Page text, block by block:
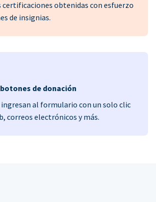
obtenidas con esfuerzo
de insignias.
de donación
al formulario con un solo clic
correos electrónicos y más.